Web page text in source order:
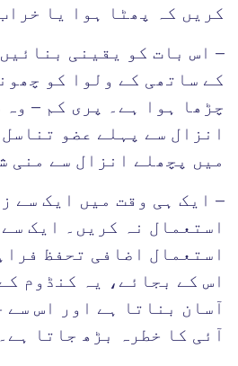
کریں کہ پھٹا ہوا یا
– اس بات کو یقینی
کے ساتھی کے ولوا کو
چڑھا ہوا ہے۔ پری کم –
انزال سے پہلے عضو
میں پچھلے انزال سے منی
– ایک ہی وقت میں ایک سے
استعمال نہ کریں۔ ایک
استعمال اضافی تحفظ
اس کے بجائے، یہ کنڈوم
آسان بناتا ہے اور اس سے
آئی کا خطرہ بڑھ جاتا ہے۔